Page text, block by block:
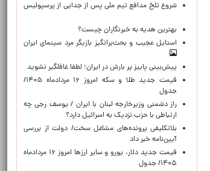
شروع تلخ مدافع تیم ملی پس از جدایی از پرسپولیس
بهترین هدیه به خبرنگاران چیست؟
استایل عجیب و بحث‌برانگیز بازیگر مرد سینمای ایران
پیش‌بینی پاییز پر بارش در ایران؛ لطفا غافلگیر نشوید
قیمت جدید طلا و سکه امروز ۱۶ مردادماه ۱۴۰۵/
جدول
راز دشمنی وزیرخارجه لبنان با ایران / یوسف رجی چه
ارتباطی با حزب نزدیک به اسرائیل دارد؟
بلاتکلیفی پرونده‌های مشاغل سخت/ دولت از بررسی
آیین‌نامه خبر داد
قیمت جدید دلار، یورو و سایر ارزها امروز ۱۶ مردادماه
۱۴۰۵/ جدول